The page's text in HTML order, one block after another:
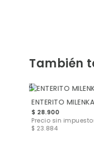
También
ENTERITO
$ 28.900
Precio sin
$ 23.884